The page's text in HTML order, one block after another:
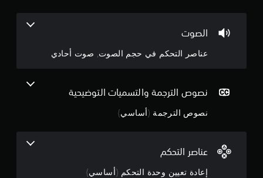
2
ج
الصوت
عناصر التحكم في حجم الصوت, صوت أحادي
نصوص الترجمة والتسميات التوضيحية
نصوص الترجمة (أساسي)
عناصر التحكم
إعادة تعيين وحدة التحكم (أساسي)